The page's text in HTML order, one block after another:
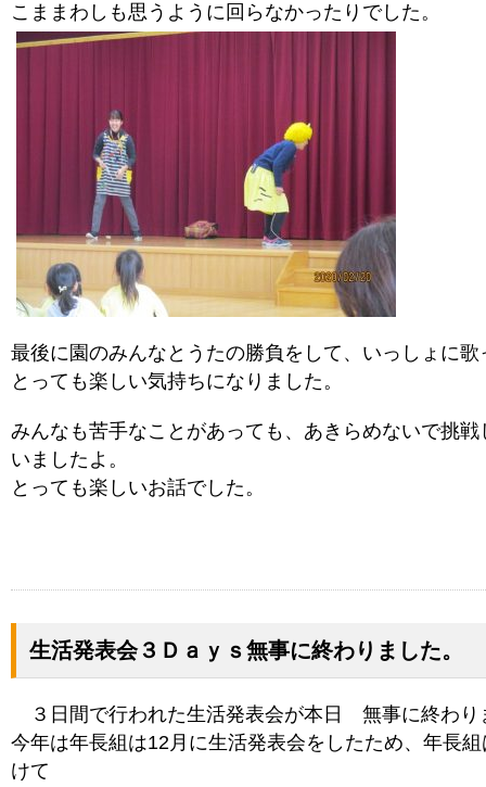
こままわしも思うように回らなかったりでした。
最後に園のみんなとうたの勝負をして、いっしょに
とっても楽しい気持ちになりました。
みんなも苦手なことがあっても、あきらめないで挑
いましたよ。
とっても楽しいお話でした。
生活発表会３Ｄａｙｓ無事に終わりました。
３日間で行われた生活発表会が本日 無事に終わり
今年は年長組は12月に生活発表会をしたため、年長
けて